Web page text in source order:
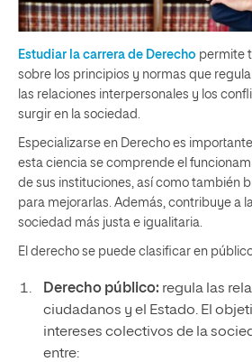
Estudiar la carrera de Derecho permite
sobre los principios y normas que
las relaciones interpersonales y los
surgir en la sociedad.
Especializarse en Derecho es
esta ciencia se comprende el
de sus instituciones, así como también
para mejorarlas. Además, contribuye a
sociedad más justa e igualitaria.
El derecho se puede clasificar en
Derecho público: regula las
ciudadanos y el Estado. El
intereses colectivos de la
entre: